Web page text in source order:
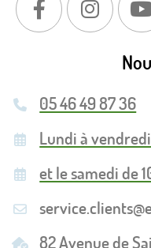
05 46 49 87 36
Lundi à
et le samedi de
82 Avenue de